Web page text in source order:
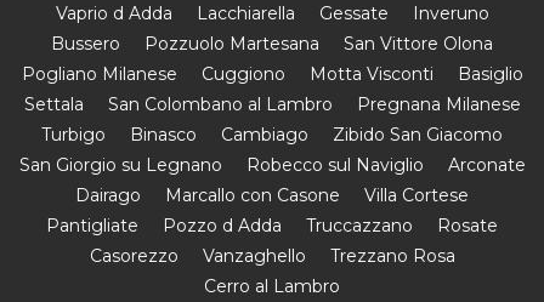
Vaprio d Adda
Lacchiarella Gessate
Inveruno
Bussero
Pozzuolo Martesana
San Vittore Olona
Pogliano Milanese
Cuggiono Motta Visconti
Basiglio
Settala
San Colombano al Lambro
Pregnana Milanese
Turbigo
Binasco Cambiago
Zibido San Giacomo
San Giorgio su Legnano
Robecco sul Naviglio
Arconate
Dairago
Marcallo con Casone
Villa Cortese
Pantigliate
Pozzo d Adda Truccazzano
Rosate
Casorezzo
Vanzaghello
Trezzano Rosa
Cerro al Lambro